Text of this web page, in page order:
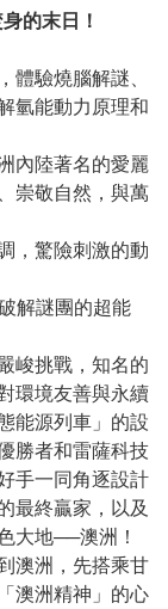
的末日！
驗燒腦解謎、
氫能動力原理和
陸著名的愛麗
崇敬自然，與萬
驚險刺激的動
解謎團的超能
挑戰，知名的
環境友善與永續
能源列車」的設
勝者和雷薩科技
手一同角逐設計
最終贏家，以及
大地──澳洲！
澳洲，先搭乘甘
澳洲精神」的心